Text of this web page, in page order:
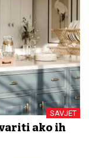
SAVJET
ako ih